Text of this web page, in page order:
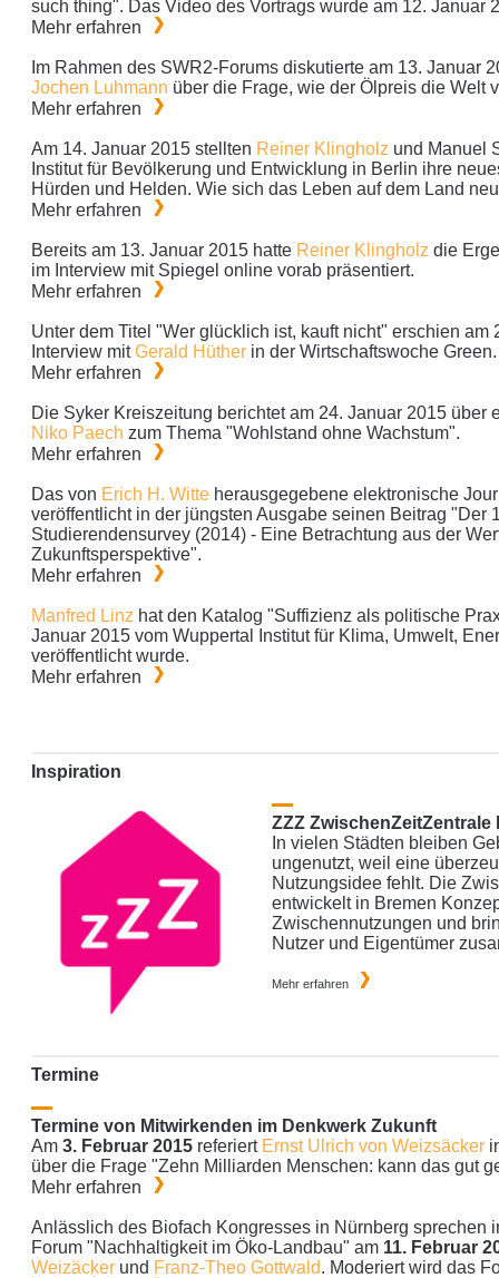
such thing". Das Video des Vortrags wurde am 12. Januar
Mehr erfahren
Im Rahmen des SWR2-Forums diskutierte am 13. Januar
Jochen Luhmann über die Frage, wie der Ölpreis die Welt
Mehr erfahren
Am 14. Januar 2015 stellten Reiner Klingholz und Manuel
Institut für Bevölkerung und Entwicklung in Berlin ihre
Hürden und Helden. Wie sich das Leben auf dem Land
Mehr erfahren
Bereits am 13. Januar 2015 hatte Reiner Klingholz die
im Interview mit Spiegel online vorab präsentiert.
Mehr erfahren
Unter dem Titel "Wer glücklich ist, kauft nicht" erschien am
Interview mitGerald Hüther in der Wirtschaftswoche Green.
Mehr erfahren
Die Syker Kreiszeitung berichtet am 24. Januar 2015 über
Niko Paech zum Thema "Wohlstand ohne Wachstum".
Mehr erfahren
Das von Erich H. Witte herausgegebene elektronische
veröffentlicht in der jüngsten Ausgabe seinen Beitrag "Der
Studierendensurvey (2014) - Eine Betrachtung aus der
Zukunftsperspektive".
Mehr erfahren
Manfred Linz hat den Katalog "Suffizienz als politische
Januar 2015 vom Wuppertal Institut für Klima, Umwelt,
veröffentlicht wurde.
Mehr erfahren
Inspiration
ZZZ ZwischenZeitZentrale
In vielen Städten bleiben
ungenutzt, weil eine
Nutzungsidee fehlt. Die
entwickelt in Bremen
Zwischennutzungen und
Nutzer und Eigentümer
Mehr erfahren
Termine
Termine von Mitwirkenden im Denkwerk Zukunft
Am 3. Februar 2015 referiert Ernst Ulrich von Weizsäcker
über die Frage "Zehn Milliarden Menschen: kann das gut
Mehr erfahren
Anlässlich des Biofach Kongresses in Nürnberg sprechen
Forum "Nachhaltigkeit im Öko-Landbau" am 11. Februar
Weizäcker und Franz-Theo Gottwald. Moderiert wird das